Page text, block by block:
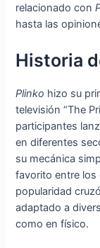
relacionado con
hasta las
Historia
Plinko hizo su
televisión “The
participantes
en diferentes
su mecánica
favorito entre los
popularidad
adaptado a
como en físico.